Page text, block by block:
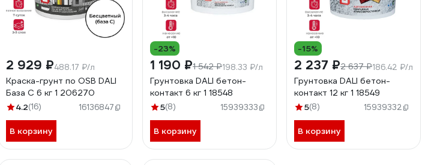
2 929 ₽488.17 ₽/л
Краска-грунт по OSB DALI
База С 6 кг 1 206270
4.2(16) 16136847
В корзину
-23%
1 190 ₽1 542 ₽198.33 ₽/л
Грунтовка DALI бетон-
контакт 6 кг 1 18548
5(8) 15939333
В корзину
-15%
2 237 ₽2 637 ₽186.42 ₽/л
Грунтовка DALI бетон-
контакт 12 кг 1 18549
5(8) 15939332
В корзину